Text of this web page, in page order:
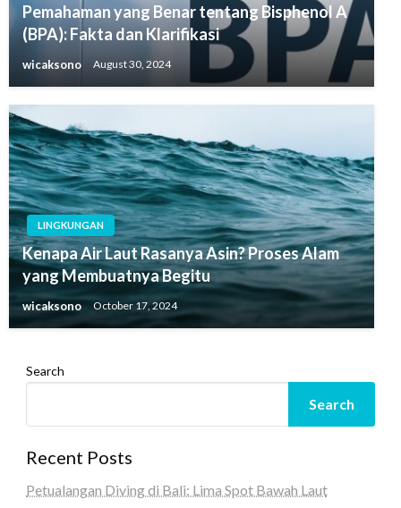
Pemahaman yang Benar tentang Bisphenol A
(BPA): Fakta dan Klarifikasi
wicaksono August 30, 2024
LINGKUNGAN
Kenapa Air Laut Rasanya Asin? Proses Alam
yang Membuatnya Begitu
wicaksono October 17, 2024
Search
Search
Recent Posts
Petualangan Diving di Bali: Lima Spot Bawah Laut